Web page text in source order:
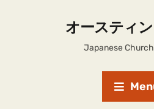
オースティ
Japanese